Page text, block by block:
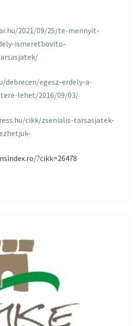
2021/09/25/te-mennyit-
ismeretbovito-
debrecen/egesz-erdely-a-
lehet/2016/09/03/
cikk/zsenialis-tarsasjatek-
?cikk=26478